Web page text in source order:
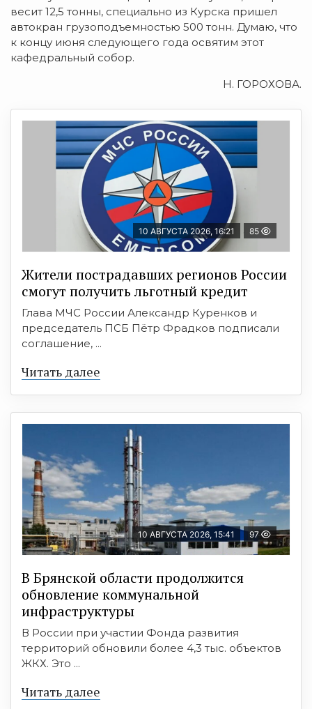
весит 12,5 тонны, специально из Курска пришел
автокран грузоподъемностью 500 тонн. Думаю, что
к концу июня следующего года освятим этот
кафедральный собор.
Н. ГОРОХОВА.
10 АВГУСТА 2026, 16:21 85
Жители пострадавших регионов России
смогут получить льготный кредит
Глава МЧС России Александр Куренков и
председатель ПСБ Пётр Фрадков подписали
соглашение, ...
Читать далее
10 АВГУСТА 2026, 15:41 97
В Брянской области продолжится
обновление коммунальной
инфраструктуры
В России при участии Фонда развития
территорий обновили более 4,3 тыс. объектов
ЖКХ. Это ...
Читать далее